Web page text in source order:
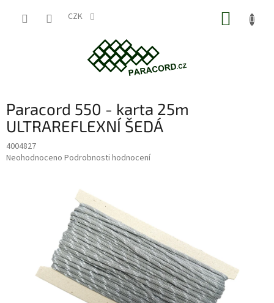
CZK
Paracord 550 - karta 25m
ULTRAREFLEXNÍ ŠEDÁ
4004827
Průměrné
Neohodnoceno Podrobnosti hodnocení